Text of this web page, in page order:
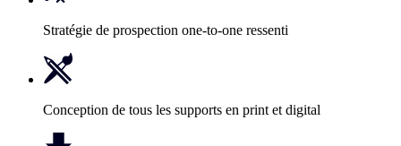
Stratégie de prospection one-to-one ressenti
Conception de tous les supports en print et digital